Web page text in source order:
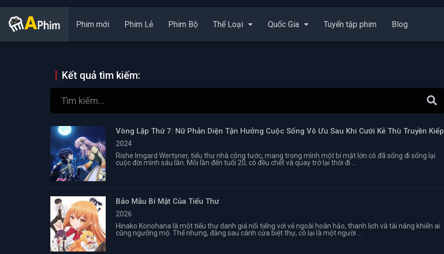
Phim mới Phim Lẻ Phim Bộ Thể Loại Quốc Gia Tuyển tập phim Blog
Kết quả tìm kiếm:
Vòng Lặp Thứ 7: Nữ Phản Diện Tận Hưởng Cuộc Sống Vô Ưu Sau Khi Cưới Kẻ Thù Truyền Kiếp
2024
Rishe Imgard Wertsner, tiểu thư nhà công tước, mang trong mình một bí mật lớn cô đã sống đi sống lại
cuộc đời mình sáu lần. Mỗi lần đến tuổi 20, cô đều chết và quay trở lại thời đi ...
Bảo Mẫu Bí Mật Của Tiểu Thư
2026
Hinako Konohana là một tiểu thư danh giá nổi tiếng với vẻ ngoài hoàn hảo, thanh lịch và tài năng khiến ai
cũng ngưỡng mộ. Thế nhưng, đằng sau cánh cửa biệt thự, cô lại là một người ...